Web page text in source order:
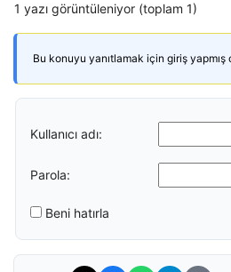
1 yazı görüntüleniyor (toplam 1)
Bu konuyu yanıtlamak için giriş yapmış
Kullanıcı adı:
Parola:
Beni hatırla